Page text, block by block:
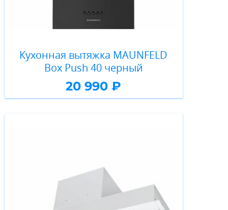
Кухонная вытяжка MAUNFELD
Box Push 40 черный
20 990 ₽